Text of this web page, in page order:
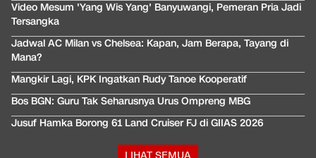
Video Mesum 'Yang Wis Yang' Banyuwangi, Pemeran Pria Jadi
Tersangka
Jadwal AC Milan vs Chelsea: Kapan, Jam Berapa, Tayang di
Mana?
Mangkir Lagi, KPK Ingatkan Rudy Tanoe Kooperatif
Bos BGN: Guru Tak Seharusnya Urus Ompreng MBG
Jusuf Hamka Borong 61 Land Cruiser FJ di GIIAS 2026